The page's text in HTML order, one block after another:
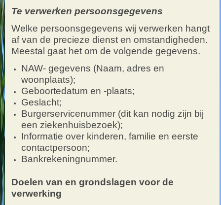
Te verwerken persoonsgegevens
Welke persoonsgegevens wij verwerken hangt
af van de precieze dienst en omstandigheden.
Meestal gaat het om de volgende gegevens.
NAW- gegevens (Naam, adres en
woonplaats);
Geboortedatum en -plaats;
Geslacht;
Burgerservicenummer (dit kan nodig zijn bij
een ziekenhuisbezoek);
Informatie over kinderen, familie en eerste
contactpersoon;
Bankrekeningnummer.
Doelen van en grondslagen voor de
verwerking